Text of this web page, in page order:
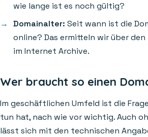
wie lange ist es noch gültig?
Domainalter: Seit wann ist die
online? Das ermitteln wir über
im Internet Archive.
Wer braucht so einen
Im geschäftlichen Umfeld ist die
tun hat, nach wie vor wichtig. Auch
lässt sich mit den technischen